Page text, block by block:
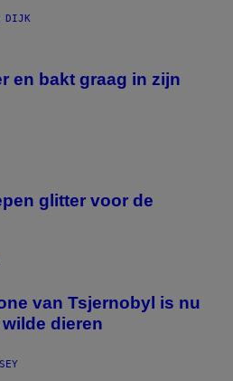
DIJK
en bakt graag in zijn
glitter voor de
van Tsjernobyl is nu
dieren